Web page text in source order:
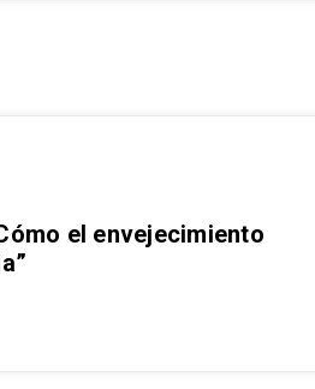
el envejecimiento